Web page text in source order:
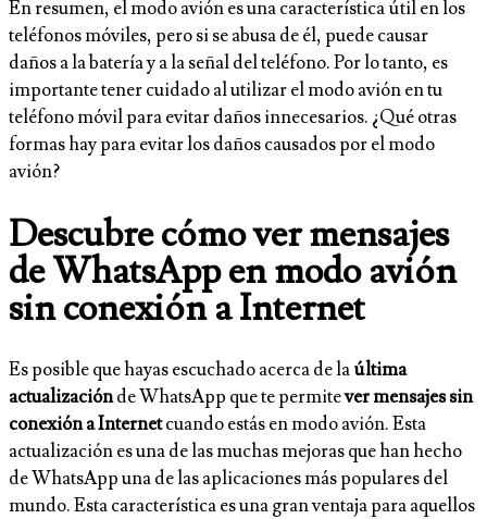
En resumen, el modo avión es una característica útil en los
teléfonos móviles, pero si se abusa de él, puede causar
daños a la batería y a la señal del teléfono. Por lo tanto, es
importante tener cuidado al utilizar el modo avión en tu
teléfono móvil para evitar daños innecesarios. ¿Qué otras
formas hay para evitar los daños causados por el modo
avión?
Descubre cómo ver mensajes
de WhatsApp en modo avión
sin conexión a Internet
Es posible que hayas escuchado acerca de laúltima
actualizaciónde WhatsApp que te permitever mensajes sin
conexión a Internetcuando estás en modo avión. Esta
actualización es una de las muchas mejoras que han hecho
de WhatsApp una de las aplicaciones más populares del
mundo. Esta característica es una gran ventaja para aquellos